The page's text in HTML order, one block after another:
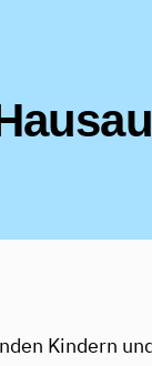
Kindern